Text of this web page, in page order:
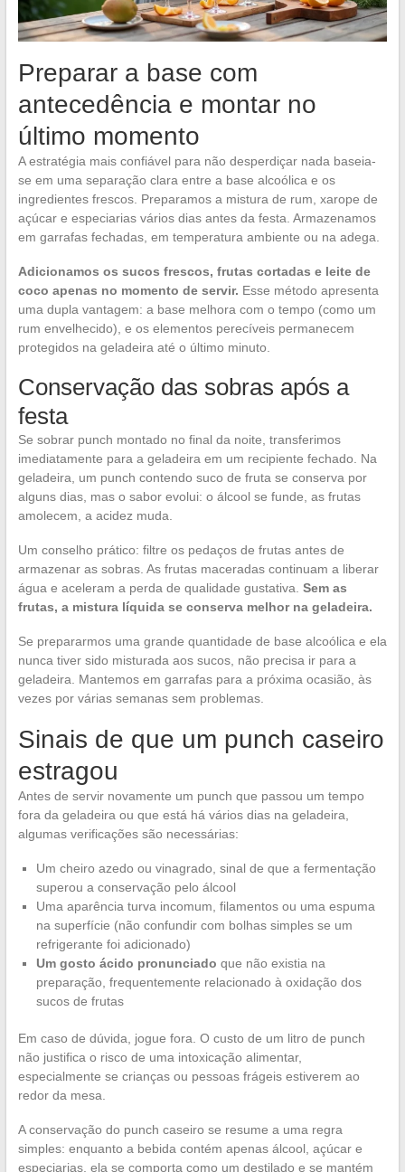
Preparar a base com
antecedência e montar no
último momento
A estratégia mais confiável para não desperdiçar nada baseia-
se em uma separação clara entre a base alcoólica e os
ingredientes frescos. Preparamos a mistura de rum, xarope de
açúcar e especiarias vários dias antes da festa. Armazenamos
em garrafas fechadas, em temperatura ambiente ou na adega.
Adicionamos os sucos frescos, frutas cortadas e leite de
coco apenas no momento de servir. Esse método apresenta
uma dupla vantagem: a base melhora com o tempo (como um
rum envelhecido), e os elementos perecíveis permanecem
protegidos na geladeira até o último minuto.
Conservação das sobras após a
festa
Se sobrar punch montado no final da noite, transferimos
imediatamente para a geladeira em um recipiente fechado. Na
geladeira, um punch contendo suco de fruta se conserva por
alguns dias, mas o sabor evolui: o álcool se funde, as frutas
amolecem, a acidez muda.
Um conselho prático: filtre os pedaços de frutas antes de
armazenar as sobras. As frutas maceradas continuam a liberar
água e aceleram a perda de qualidade gustativa. Sem as
frutas, a mistura líquida se conserva melhor na geladeira.
Se prepararmos uma grande quantidade de base alcoólica e ela
nunca tiver sido misturada aos sucos, não precisa ir para a
geladeira. Mantemos em garrafas para a próxima ocasião, às
vezes por várias semanas sem problemas.
Sinais de que um punch caseiro
estragou
Antes de servir novamente um punch que passou um tempo
fora da geladeira ou que está há vários dias na geladeira,
algumas verificações são necessárias:
Um cheiro azedo ou vinagrado, sinal de que a fermentação
superou a conservação pelo álcool
Uma aparência turva incomum, filamentos ou uma espuma
na superfície (não confundir com bolhas simples se um
refrigerante foi adicionado)
Um gosto ácido pronunciado que não existia na
preparação, frequentemente relacionado à oxidação dos
sucos de frutas
Em caso de dúvida, jogue fora. O custo de um litro de punch
não justifica o risco de uma intoxicação alimentar,
especialmente se crianças ou pessoas frágeis estiverem ao
redor da mesa.
A conservação do punch caseiro se resume a uma regra
simples: enquanto a bebida contém apenas álcool, açúcar e
especiarias, ela se comporta como um destilado e se mantém